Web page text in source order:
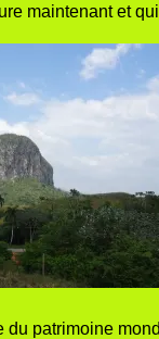
maintenant et
du patrimoine